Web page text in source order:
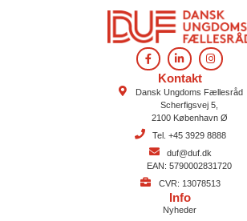
Kontakt
Dansk Ungdoms Fællesråd
Scherfigsvej 5,
2100 København Ø
Tel. +45 3929 8888
duf@duf.dk
EAN: 5790002831720
CVR: 13078513
Info
Nyheder